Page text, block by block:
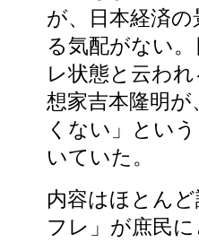
が、日本経済
る気配がない
レ状態と云わ
想家吉本隆明
くない」とい
いていた。
内容はほとん
フレ」が庶民